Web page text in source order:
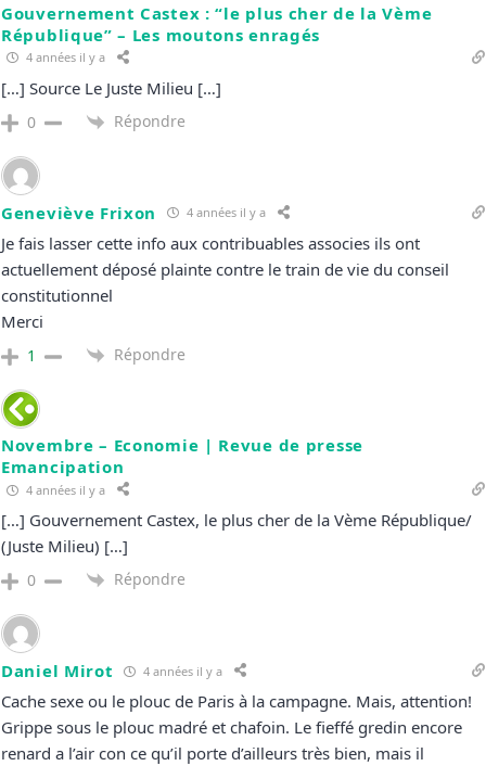
Gouvernement Castex : “le plus cher de la Vème
République” – Les moutons enragés
4 années il y a
[…] Source Le Juste Milieu […]
0 Répondre
Geneviève Frixon 4 années il y a
Je fais lasser cette info aux contribuables associes ils ont
actuellement déposé plainte contre le train de vie du conseil
constitutionnel
Merci
1 Répondre
Novembre – Economie | Revue de presse
Emancipation
4 années il y a
[…] Gouvernement Castex, le plus cher de la Vème République/
(Juste Milieu) […]
0 Répondre
Daniel Mirot 4 années il y a
Cache sexe ou le plouc de Paris à la campagne. Mais, attention!
Grippe sous le plouc madré et chafoin. Le fieffé gredin encore
renard a l’air con ce qu’il porte d’ailleurs très bien, mais il